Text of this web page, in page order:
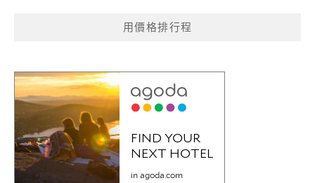
用價格排行程